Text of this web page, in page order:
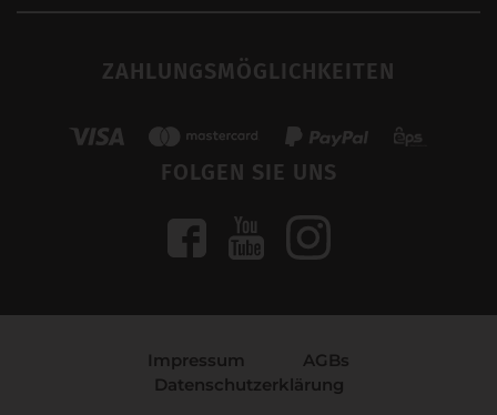
ZAHLUNGSMÖGLICHKEITEN
FOLGEN SIE UNS
Impressum
AGBs
Datenschutzerklärung